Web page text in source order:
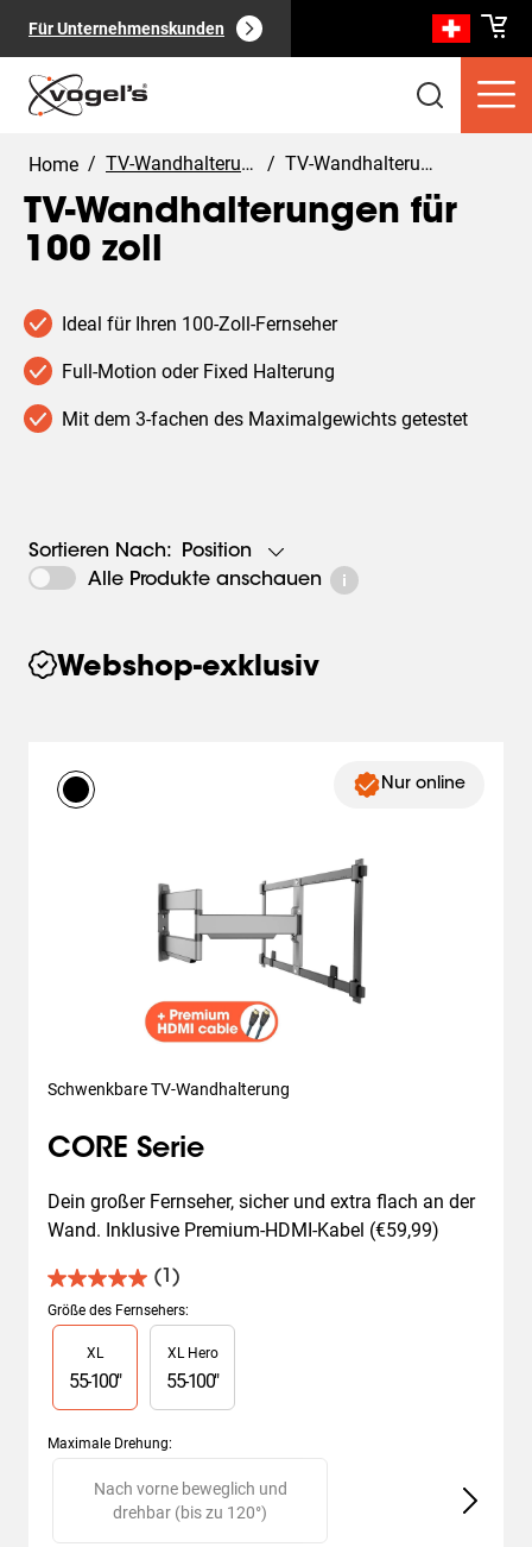
Für Unternehmenskunden
Verbraucherprodukte 0
Home / TV-Wandhalterungen / TV-Wandhalterungen für 100 zoll
TV-Wandhalterungen für
100 zoll
Ideal für Ihren 100-Zoll-Fernseher
Full-Motion oder Fixed Halterung
Mit dem 3-fachen des Maximalgewichts getestet
Sortieren Nach:
Position
Alle Produkte anschauen
Webshop-exklusiv
Nur online
Schwenkbare TV-Wandhalterung
CORE Serie
Dein großer Fernseher, sicher und extra flach an der
Wand. Inklusive Premium-HDMI-Kabel (€59,99)
(1)
5.0
von
5
Sternen.
Bewertung
Größe des Fernsehers:
Slide 1 of 2
XL
55-100"
XL Hero
55-100"
Maximale Drehung:
Slide 1 of 2
Nach vorne beweglich und
drehbar (bis zu 120°)